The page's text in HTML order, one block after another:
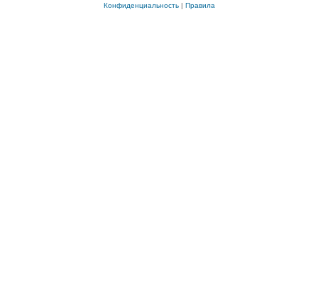
Конфиденциальность| Правила